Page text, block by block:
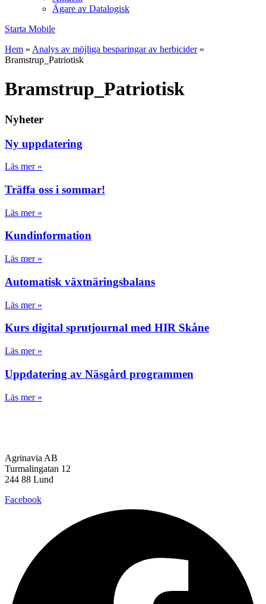
Ägare av Datalogisk
Starta Mobile
Hem » Analys av möjliga besparingar av herbicider»
Bramstrup_Patriotisk
Bramstrup_Patriotisk
Nyheter
Ny uppdatering
Läs mer »
Träffa oss i sommar!
Läs mer »
Kundinformation
Läs mer »
Automatisk växtnäringsbalans
Läs mer »
Kurs digital sprutjournal med HIR Skåne
Läs mer »
Uppdatering av Näsgård programmen
Läs mer »
Agrinavia AB
Turmalingatan 12
244 88 Lund
Facebook